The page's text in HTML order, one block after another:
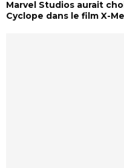
Marvel Studios aurait
Cyclope dans le film X-